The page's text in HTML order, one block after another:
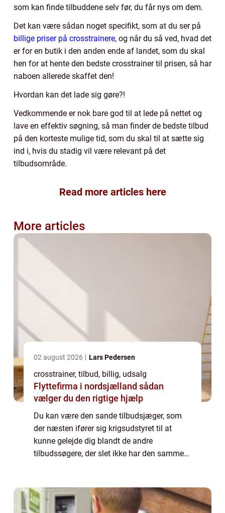
som kan finde tilbuddene selv før, du får nys om dem.
Det kan være sådan noget specifikt, som at du ser på
billige priser på crosstrainere, og når du så ved, hvad det
er for en butik i den anden ende af landet, som du skal
hen for at hente den bedste crosstrainer til prisen, så har
naboen allerede skaffet den!
Hvordan kan det lade sig gøre?!
Vedkommende er nok bare god til at lede på nettet og
lave en effektiv søgning, så man finder de bedste tilbud
på den korteste mulige tid, som du skal til at sætte sig
ind i, hvis du stadig vil være relevant på det
tilbudsområde.
Read more articles here
More articles
02 august 2026 Lars Pedersen
crosstrainer, tilbud, billig, udsalg
Flyttefirma i nordsjælland sådan
vælger du den rigtige hjælp
Du kan være den sande tilbudsjæger, som
der næsten ifører sig krigsudstyret til at
kunne gelejde dig blandt de andre
tilbudssøgere, der slet ikke har den samme